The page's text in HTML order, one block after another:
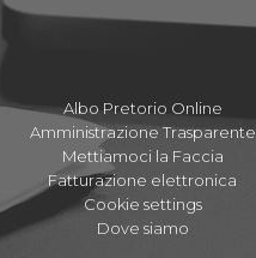
Albo Pretorio Online
Amministrazione Trasparente
Mettiamoci la Faccia
Fatturazione elettronica
Cookie settings
Dove siamo